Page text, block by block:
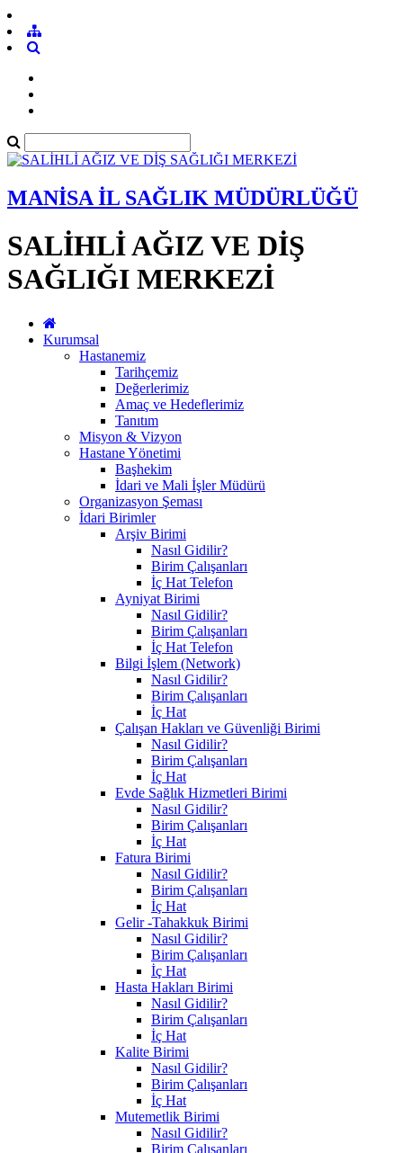
MANİSA İL SAĞLIK MÜDÜRLÜĞÜ
SALİHLİ AĞIZ VE DİŞ
SAĞLIĞI MERKEZİ
Kurumsal
Hastanemiz
Tarihçemiz
Değerlerimiz
Amaç ve Hedeflerimiz
Tanıtım
Misyon & Vizyon
Hastane Yönetimi
Başhekim
İdari ve Mali İşler Müdürü
Organizasyon Şeması
İdari Birimler
Arşiv Birimi
Nasıl Gidilir?
Birim Çalışanları
İç Hat Telefon
Ayniyat Birimi
Nasıl Gidilir?
Birim Çalışanları
İç Hat Telefon
Bilgi İşlem (Network)
Nasıl Gidilir?
Birim Çalışanları
İç Hat
Çalışan Hakları ve Güvenliği Birimi
Nasıl Gidilir?
Birim Çalışanları
İç Hat
Evde Sağlık Hizmetleri Birimi
Nasıl Gidilir?
Birim Çalışanları
İç Hat
Fatura Birimi
Nasıl Gidilir?
Birim Çalışanları
İç Hat
Gelir -Tahakkuk Birimi
Nasıl Gidilir?
Birim Çalışanları
İç Hat
Hasta Hakları Birimi
Nasıl Gidilir?
Birim Çalışanları
İç Hat
Kalite Birimi
Nasıl Gidilir?
Birim Çalışanları
İç Hat
Mutemetlik Birimi
Nasıl Gidilir?
Birim Çalışanları